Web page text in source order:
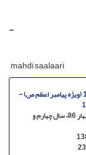
-
mahdi saalaari
دوره 5، 13و14 (ویژه پیامبر اعظم ص) -
زمستان 85 و بهار 86، سال چهارم و